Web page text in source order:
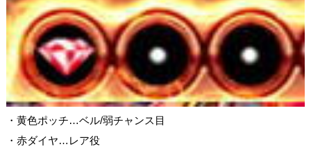
・黄色ポッチ…ベル/弱チャンス目
・赤ダイヤ…レア役